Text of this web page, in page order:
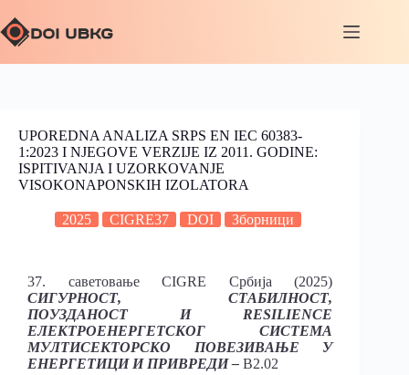
UPOREDNA ANALIZA SRPS EN IEC 60383-
1:2023 I NJEGOVE VERZIJE IZ 2011. GODINE:
ISPITIVANJA I UZORKOVANJE
VISOKONAPONSKIH IZOLATORA
2025 CIGRE37 DOI Зборници
37. саветовање CIGRE Србија (2025)
СИГУРНОСТ, СТАБИЛНОСТ,
ПОУЗДАНОСТ И RESILIENCE
ЕЛЕКТРОЕНЕРГЕТСКОГ СИСТЕМА
МУЛТИСЕКТОРСКО ПОВЕЗИВАЊЕ У
ЕНЕРГЕТИЦИ И ПРИВРЕДИ – B2.02